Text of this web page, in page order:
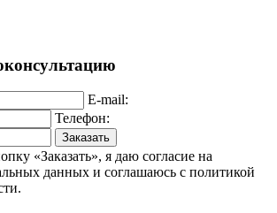
E-mail:
Телефон:
Заказать
«Заказать», я даю согласие на
данных и соглашаюсь c политикой